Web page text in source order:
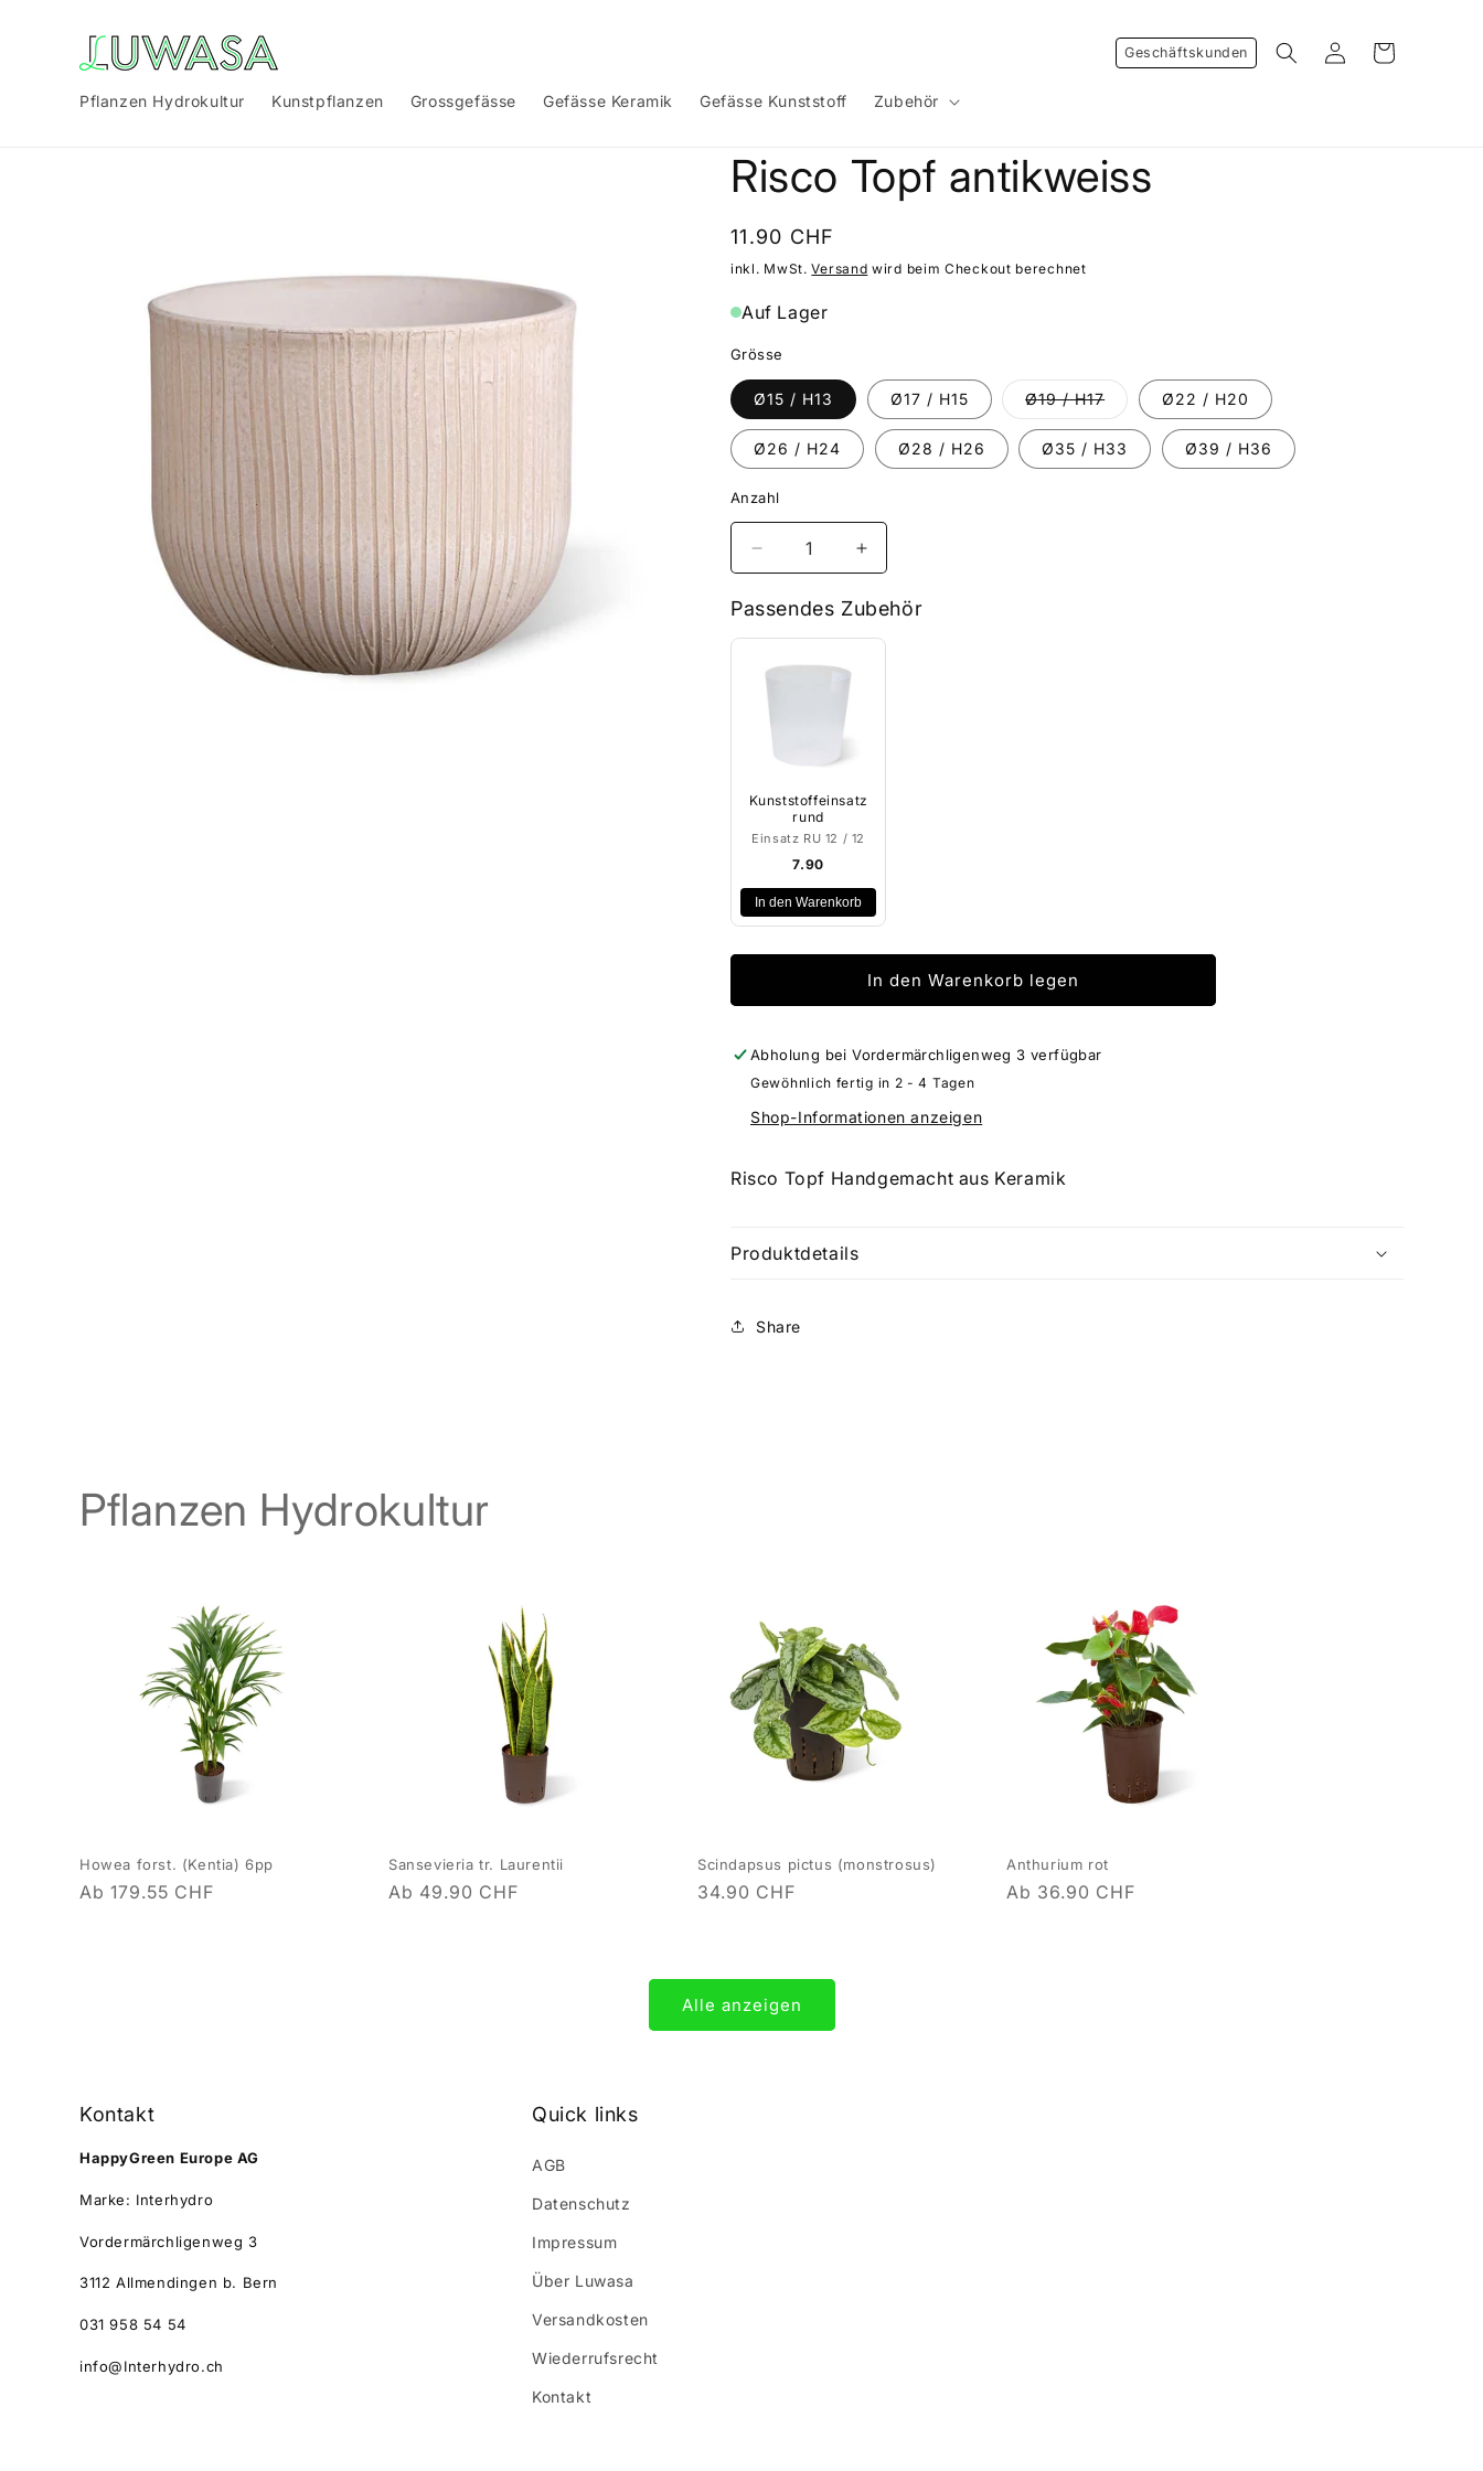
Pflanzen Hydrokultur Kunstpflanzen Grossgefässe Gefässe Keramik Gefässe Kunststoff Zubehör
Geschäftskunden EinloggenWarenkorb
Risco Topf antikweiss
Normaler
Preis
11.90 CHF
inkl. MwSt.Versand wird beim Checkout berechnet
Auf Lager
Grösse
Ø15 / H13 Ø17 / H15 Ø19 / H17
Variante
ausverkauft
oder
nicht
verfügbar
Ø22 / H20
Ø26 / H24 Ø28 / H26 Ø35 / H33 Ø39 / H36
Anzahl
Verringere
die
Menge
Topf
antikweiss
Erhöhe
die
Menge
Risco
Passendes Zubehör
Kunststoffeinsatz
rund
Einsatz RU 12 / 12
7.90
In den Warenkorb
In den Warenkorb legen
Abholung beiVordermärchligenweg 3 verfügbar
Gewöhnlich fertig in 2 - 4 Tagen
Shop-Informationen anzeigen
Risco Topf Handgemacht aus Keramik
Produktdetails
Share
Pflanzen Hydrokultur
Howea forst. (Kentia) 6pp
Normaler
Ab 179.55 CHF
Sansevieria tr. Laurentii
Normaler
Ab 49.90 CHF
Scindapsus pictus (monstrosus)
Normaler
34.90 CHF
Anthurium rot
Normaler
Ab 36.90 CHF
Alle anzeigen
Kontakt
HappyGreen Europe AG
Marke: Interhydro
Vordermärchligenweg 3
3112 Allmendingen b. Bern
031 958 54 54
info@Interhydro.ch
Quick links
AGB
Datenschutz
Impressum
Über Luwasa
Versandkosten
Wiederrufsrecht
Kontakt